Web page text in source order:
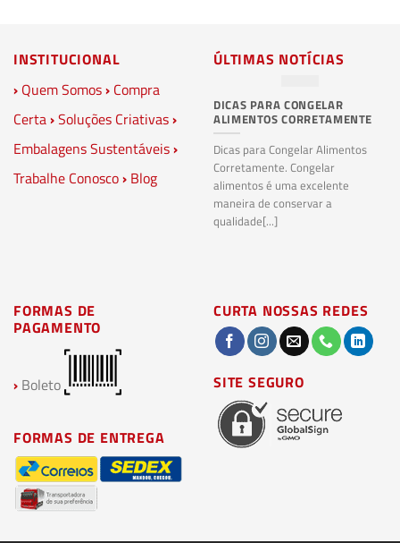
INSTITUCIONAL
› Quem Somos› Compra
Certa›Soluções Criativas›
Embalagens Sustentáveis›
Trabalhe Conosco› Blog
ÚLTIMAS NOTÍCIAS
DICAS PARA CONGELAR
ALIMENTOS CORRETAMENTE
Dicas para Congelar Alimentos
Corretamente. Congelar
alimentos é uma excelente
maneira de conservar a
qualidade[...]
FORMAS DE
PAGAMENTO
› Boleto
FORMAS DE ENTREGA
CURTA NOSSAS REDES
SITE SEGURO